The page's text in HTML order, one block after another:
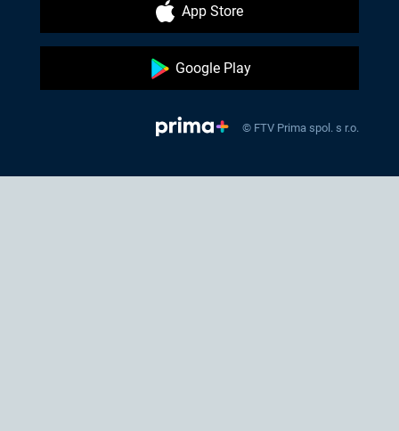
App Store
Google Play
© FTV Prima spol. s r.o.